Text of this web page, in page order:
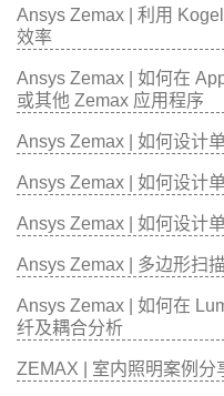
Ansys Zemax | 利用
效率
Ansys Zemax | 如何在
或其他 Zemax 应用程序
Ansys Zemax | 如何设计
Ansys Zemax | 如何设计
Ansys Zemax | 如何设计
Ansys Zemax | 多边形扫
Ansys Zemax | 如何在
纤及耦合分析
ZEMAX | 室内照明案例分